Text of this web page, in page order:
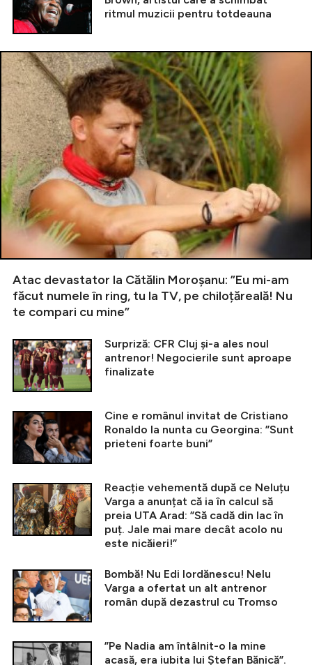
ritmul muzicii pentru totdeauna
Atac devastator la Cătălin Moroșanu: ”Eu mi-am
făcut numele în ring, tu la TV, pe chiloțăreală! Nu
te compari cu mine”
Surpriză: CFR Cluj și-a ales noul
antrenor! Negocierile sunt aproape
finalizate
Cine e românul invitat de Cristiano
Ronaldo la nunta cu Georgina: ”Sunt
prieteni foarte buni”
Reacție vehementă după ce Neluțu
Varga a anunțat că ia în calcul să
preia UTA Arad: ”Să cadă din lac în
puț. Jale mai mare decât acolo nu
este nicăieri!”
Bombă! Nu Edi Iordănescu! Nelu
Varga a ofertat un alt antrenor
român după dezastrul cu Tromso
”Pe Nadia am întâlnit-o la mine
acasă, era iubita lui Ștefan Bănică”.